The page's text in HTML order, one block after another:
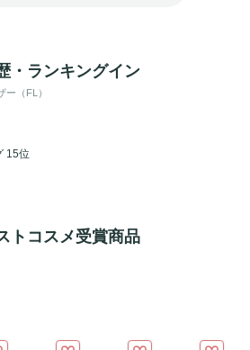
・ランキングイン
ー（FL）
15位
トコスメ受賞商品